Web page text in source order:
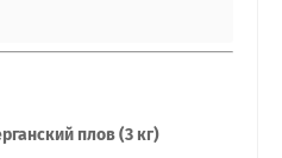
плов (3 кг)